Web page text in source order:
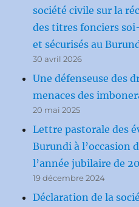
société civile sur la
des titres fonciers
et sécurisés au
30 avril 2026
Une défenseuse des
menaces des
20 mai 2025
Lettre pastorale des
Burundi à l’occasion
l’année jubilaire de
19 décembre 2024
Déclaration de la